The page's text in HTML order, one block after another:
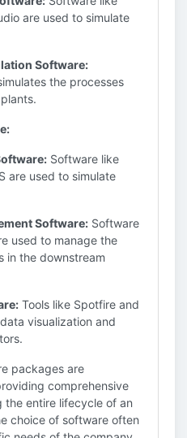
are used to simulate
Software:
the processes
Software like
are used to simulate
Software: Software
used to manage the
in the downstream
Tools like Spotfire and
visualization and
packages are
comprehensive
the entire lifecycle of an
choice of software often